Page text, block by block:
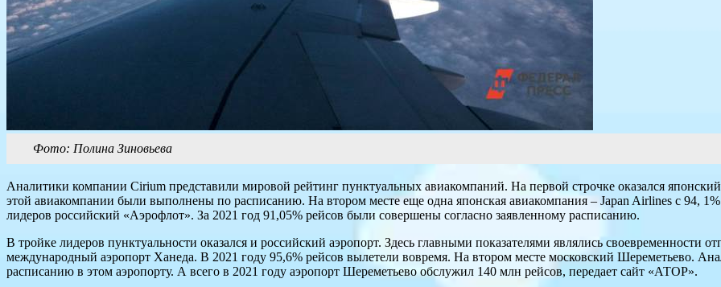
Фото: Полина Зиновьева
Аналитики компании Cirium представили мировой рейтинг пунктуальных авиакомпаний. На первой строчке оказался
этой авиакомпании были выполнены по расписанию. На втором месте еще одна японская авиакомпания – Japan Airlines с 94,
лидеров российский «Аэрофлот». За 2021 год 91,05% рейсов были совершены согласно заявленному расписанию.
В тройке лидеров пунктуальности оказался и российский аэропорт. Здесь главными показателями являлись своевременности
международный аэропорт Ханеда. В 2021 году 95,6% рейсов вылетели вовремя. На втором месте московский Шереметьево.
расписанию в этом аэропорту. А всего в 2021 году аэропорт Шереметьево обслужил 140 млн рейсов, передает сайт «АТОР».